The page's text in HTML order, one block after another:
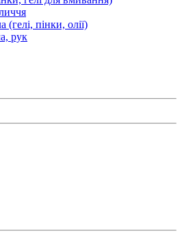
пінки, олії)
рук